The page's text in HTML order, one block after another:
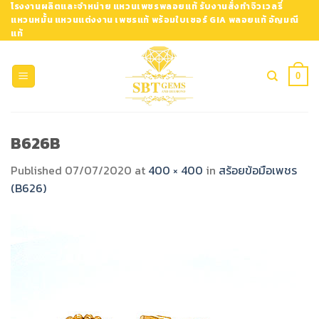
Skip
content
โรงงานผลิตและจำหน่าย แหวนเพชรพลอยแท้ รับงานสั่งทำจิวเวลรี่
แหวนหมั้น แหวนแต่งงาน เพชรแท้ พร้อมใบเซอร์ GIA พลอยแท้ อัญมณี
แท้
0
B626B
Published 07/07/2020 at 400 × 400 in สร้อยข้อมือเพชร
(B626)